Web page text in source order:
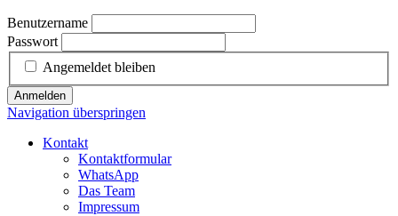
Benutzername
Passwort
Angemeldet bleiben
Anmelden
Navigation überspringen
Kontakt
Kontaktformular
WhatsApp
Das Team
Impressum